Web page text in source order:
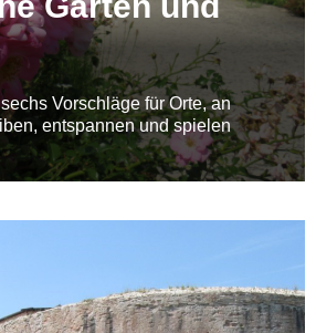
Vorschläge für Orte, an
entspannen und spielen